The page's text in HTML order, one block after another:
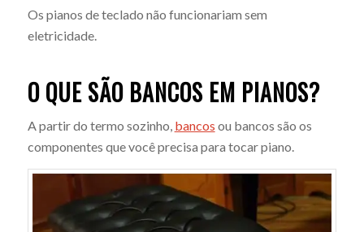
Os pianos de teclado não funcionariam sem
eletricidade.
O QUE SÃO BANCOS EM PIANOS?
A partir do termo sozinho, bancos ou bancos são os
componentes que você precisa para tocar piano.